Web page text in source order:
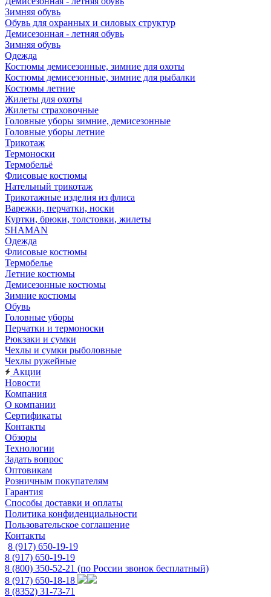
Зимняя обувь
Обувь для охранных и силовых структур
Демисезонная - летняя обувь
Зимняя обувь
Одежда
Костюмы демисезонные, зимние для охоты
Костюмы демисезонные, зимние для рыбалки
Костюмы летние
Жилеты для охоты
Жилеты страховочные
Головные уборы зимние, демисезонные
Головные уборы летние
Трикотаж
Термоноски
Термобельё
Флисовые костюмы
Нательный трикотаж
Трикотажные изделия из флиса
Варежки, перчатки, носки
Куртки, брюки, толстовки, жилеты
SHAMAN
Одежда
Флисовые костюмы
Термобелье
Летние костюмы
Демисезонные костюмы
Зимние костюмы
Обувь
Головные уборы
Перчатки и термоноски
Рюкзаки и сумки
Чехлы и сумки рыболовные
Чехлы ружейные
Акции
Новости
Компания
О компании
Сертификаты
Контакты
Обзоры
Технологии
Задать вопрос
Оптовикам
Розничным покупателям
Гарантия
Способы доставки и оплаты
Политика конфиденциальности
Пользовательское соглашение
Контакты
8 (917) 650-19-19
8 (917) 650-19-19
8 (800) 350-52-21 (по России звонок бесплатный)
8 (917) 650-18-18
8 (8352) 31-73-71